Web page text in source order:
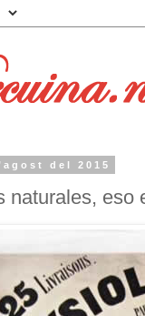
del 2015
naturales, eso